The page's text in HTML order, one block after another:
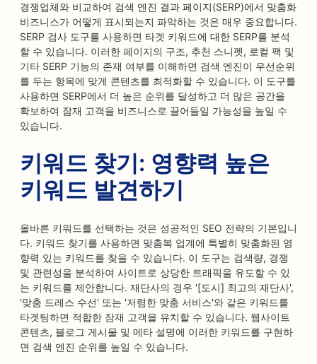
경쟁업체와 비교하여 검색 엔진 결과 페이지(SERP)에서 맞춤화
비즈니스가 어떻게 표시되는지 파악하는 것은 매우 중요합니다.
SERP 검사 도구를 사용하면 타겟 키워드에 대한 SERP를 분석
할 수 있습니다. 이러한 페이지의 구조, 추천 스니펫, 로컬 팩 및
기타 SERP 기능의 존재 여부를 이해하면 검색 엔진이 우선순위
를 두는 항목에 맞게 콘텐츠를 최적화할 수 있습니다. 이 도구를
사용하면 SERP에서 더 높은 순위를 달성하고 더 많은 공간을
확보하여 잠재 고객을 비즈니스로 끌어들일 가능성을 높일 수
있습니다.
키워드 찾기: 영향력 높은
키워드 발견하기
올바른 키워드를 선택하는 것은 성공적인 SEO 전략의 기본입니
다. 키워드 찾기를 사용하면 맞춤복 업계에 특별히 맞춤화된 영
향력 있는 키워드를 찾을 수 있습니다. 이 도구는 검색량, 경쟁
및 관련성을 분석하여 사이트로 상당한 트래픽을 유도할 수 있
는 키워드를 제안합니다. 재단사의 경우 '[도시] 최고의 재단사',
'맞춤 드레스 수선' 또는 '저렴한 맞춤 서비스'와 같은 키워드를
타겟팅하면 적합한 잠재 고객을 유치할 수 있습니다. 웹사이트
콘텐츠, 블로그 게시물 및 메타 설명에 이러한 키워드를 구현하
면 검색 엔진 순위를 높일 수 있습니다.